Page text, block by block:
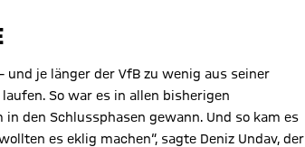
und je länger der VfB zu wenig aus seiner
So war es in allen bisherigen
den Schlussphasen gewann. Und so kam es
es eklig machen“, sagte Deniz Undav, der